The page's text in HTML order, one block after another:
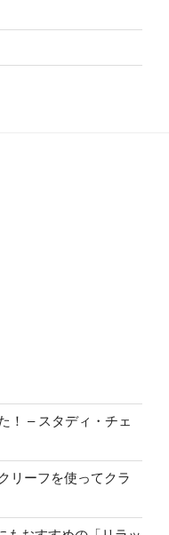
！ – スタディ・チェ
リーフを使ってクラ